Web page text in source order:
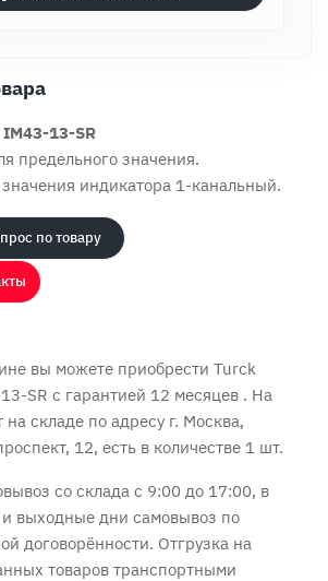
13-SR
предельного значения.
индикатора 1-канальный.
по товару
вы можете приобрести Turck
SR с гарантией 12 месяцев . На
складе по адресу г. Москва,
12, есть в количестве 1 шт.
со склада с 9:00 до 17:00, в
выходные дни самовывоз по
договорённости. Отгрузка на
товаров транспортными
Оформить заказ